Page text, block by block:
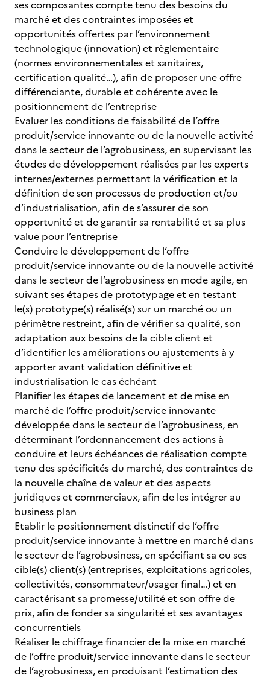
ses composantes compte tenu des besoins du
marché et des contraintes imposées et
opportunités offertes par l’environnement
technologique (innovation) et règlementaire
(normes environnementales et sanitaires,
certification qualité…), afin de proposer une offre
différenciante, durable et cohérente avec le
positionnement de l’entreprise
Evaluer les conditions de faisabilité de l’offre
produit/service innovante ou de la nouvelle activité
dans le secteur de l’agrobusiness, en supervisant les
études de développement réalisées par les experts
internes/externes permettant la vérification et la
définition de son processus de production et/ou
d’industrialisation, afin de s’assurer de son
opportunité et de garantir sa rentabilité et sa plus
value pour l’entreprise
Conduire le développement de l’offre
produit/service innovante ou de la nouvelle activité
dans le secteur de l’agrobusiness en mode agile, en
suivant ses étapes de prototypage et en testant
le(s) prototype(s) réalisé(s) sur un marché ou un
périmètre restreint, afin de vérifier sa qualité, son
adaptation aux besoins de la cible client et
d’identifier les améliorations ou ajustements à y
apporter avant validation définitive et
industrialisation le cas échéant
Planifier les étapes de lancement et de mise en
marché de l’offre produit/service innovante
développée dans le secteur de l’agrobusiness, en
déterminant l’ordonnancement des actions à
conduire et leurs échéances de réalisation compte
tenu des spécificités du marché, des contraintes de
la nouvelle chaîne de valeur et des aspects
juridiques et commerciaux, afin de les intégrer au
business plan
Etablir le positionnement distinctif de l’offre
produit/service innovante à mettre en marché dans
le secteur de l’agrobusiness, en spécifiant sa ou ses
cible(s) client(s) (entreprises, exploitations agricoles,
collectivités, consommateur/usager final…) et en
caractérisant sa promesse/utilité et son offre de
prix, afin de fonder sa singularité et ses avantages
concurrentiels
Réaliser le chiffrage financier de la mise en marché
de l’offre produit/service innovante dans le secteur
de l’agrobusiness, en produisant l’estimation des